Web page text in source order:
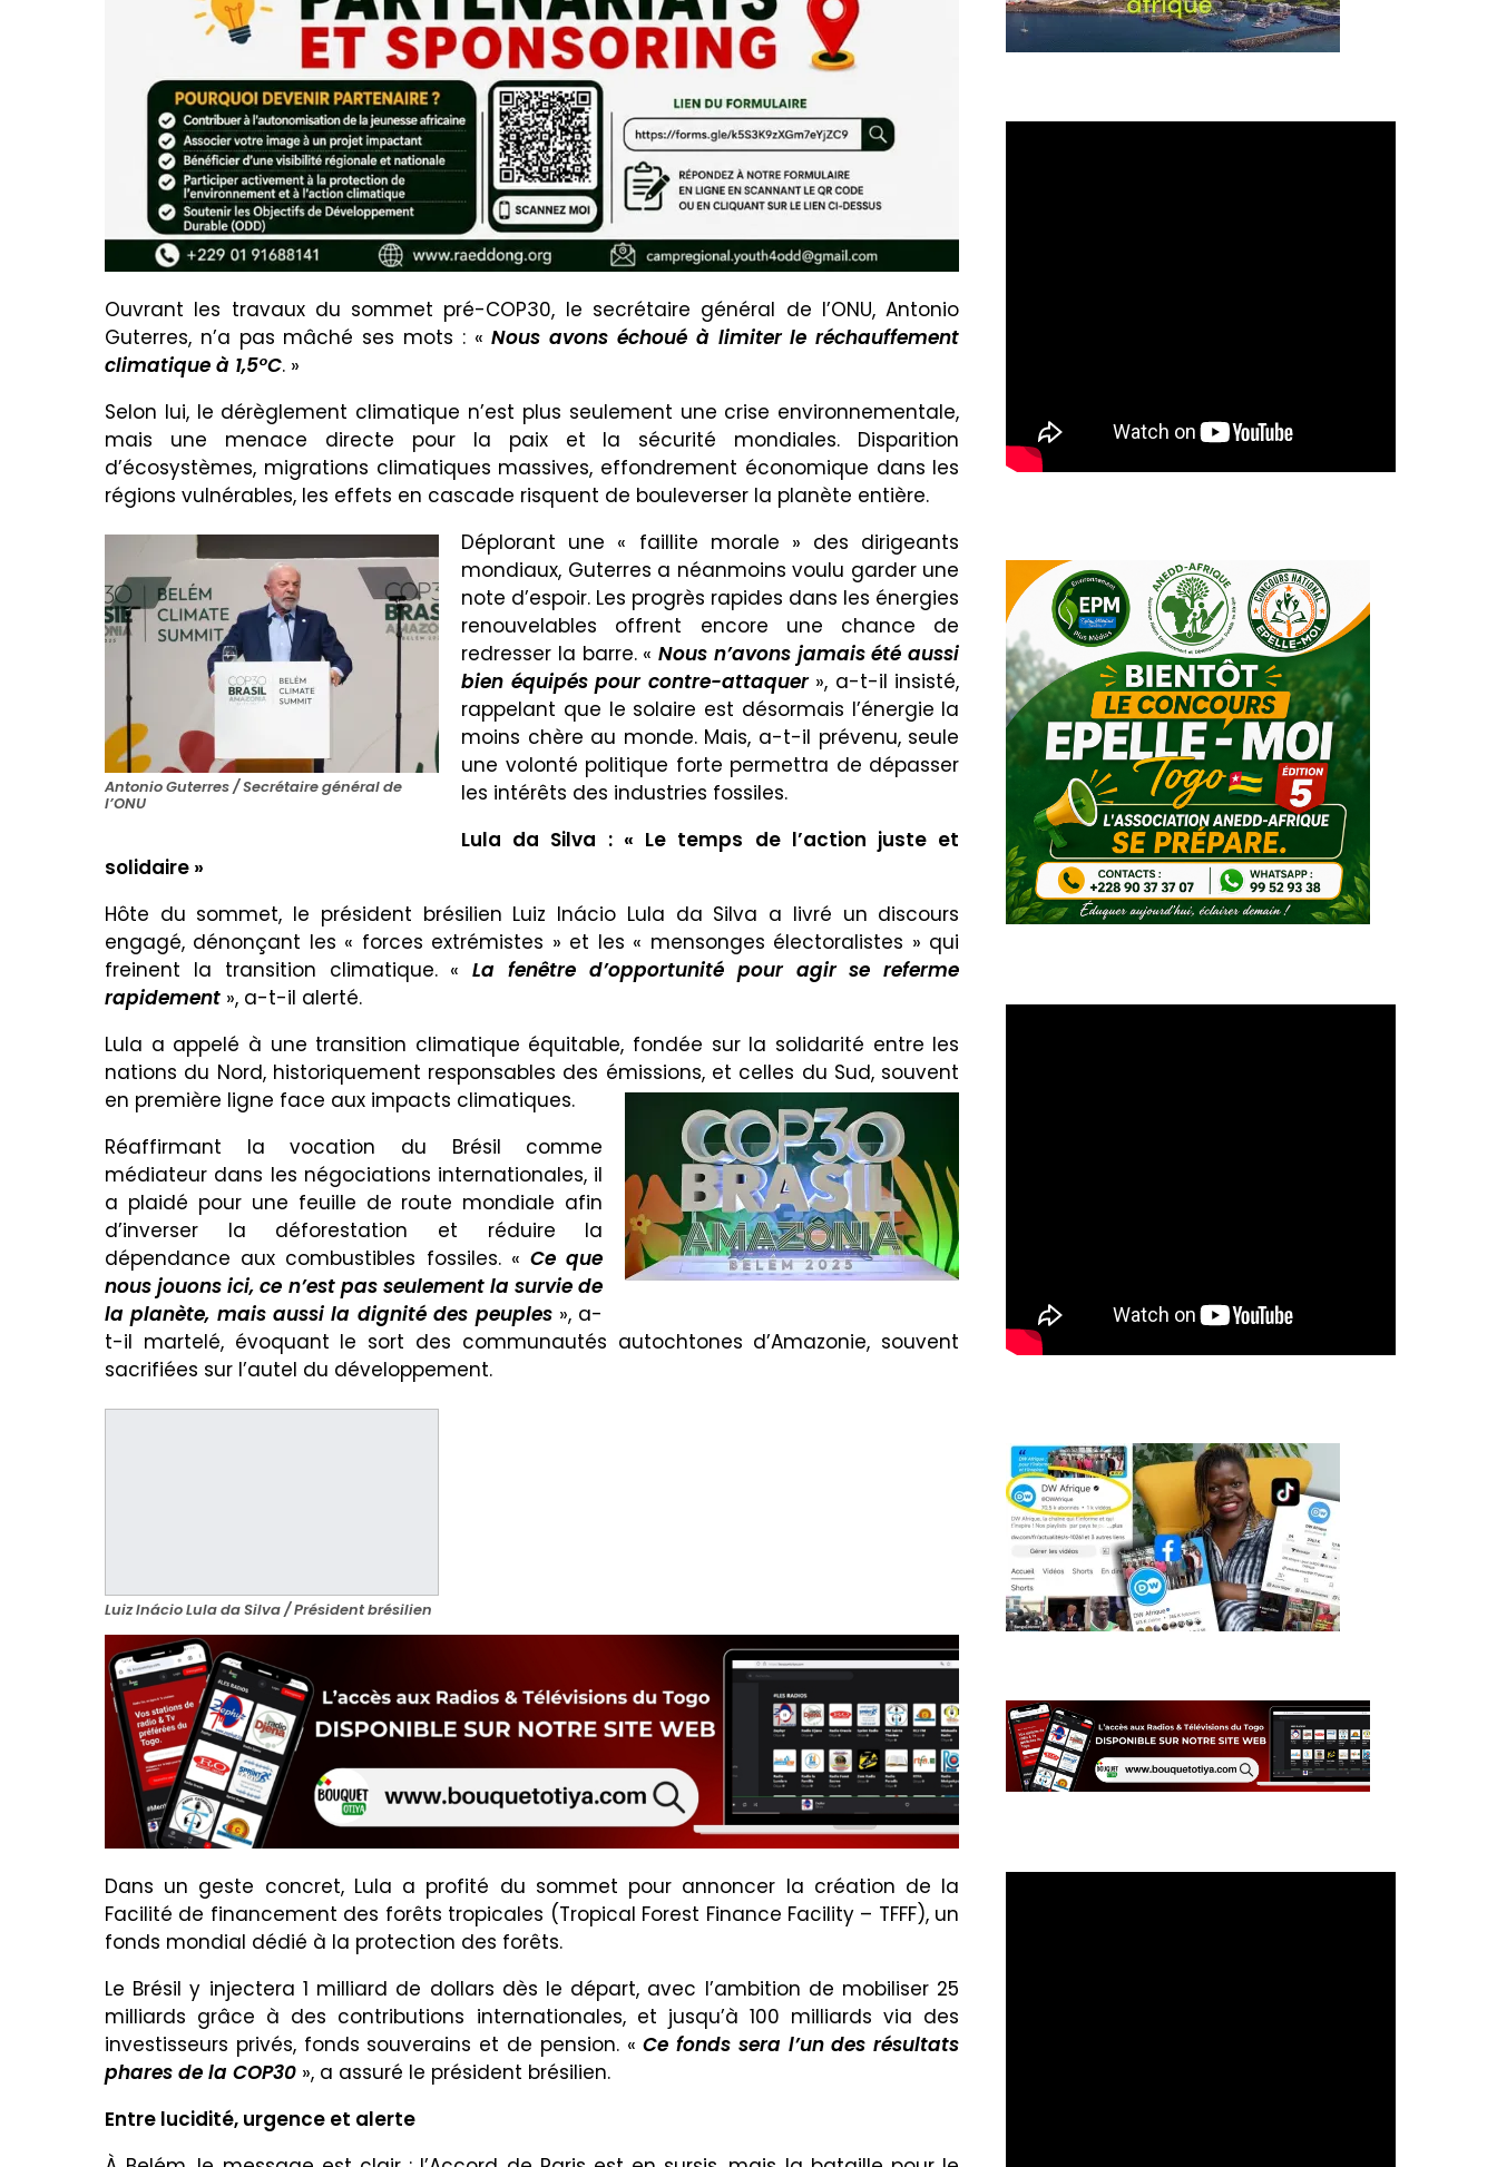
Ouvrant les travaux du sommet pré-COP30, le secrétaire général de l’ONU, Antonio
Guterres, n’a pas mâché ses mots : «Nous avons échoué à limiter le réchauffement
climatique à 1,5°C. »
Selon lui, le dérèglement climatique n’est plus seulement une crise environnementale,
mais une menace directe pour la paix et la sécurité mondiales. Disparition
d’écosystèmes, migrations climatiques massives, effondrement économique dans les
régions vulnérables, les effets en cascade risquent de bouleverser la planète entière.
Antonio Guterres / Secrétaire général de
l’ONU
Déplorant une « faillite morale » des dirigeants
mondiaux, Guterres a néanmoins voulu garder une
note d’espoir. Les progrès rapides dans les énergies
renouvelables offrent encore une chance de
redresser la barre. «Nous n’avons jamais été aussi
bien équipés pour contre-attaquer», a-t-il insisté,
rappelant que le solaire est désormais l’énergie la
moins chère au monde. Mais, a-t-il prévenu, seule
une volonté politique forte permettra de dépasser
les intérêts des industries fossiles.
Lula da Silva : « Le temps de l’action juste et
solidaire »
Hôte du sommet, le président brésilien Luiz Inácio Lula da Silva a livré un discours
engagé, dénonçant les « forces extrémistes » et les « mensonges électoralistes » qui
freinent la transition climatique. «La fenêtre d’opportunité pour agir se referme
rapidement », a-t-il alerté.
Lula a appelé à une transition climatique équitable, fondée sur la solidarité entre les
nations du Nord, historiquement responsables des émissions, et celles du Sud, souvent
en première ligne face aux impacts climatiques.
Réaffirmant la vocation du Brésil comme
médiateur dans les négociations internationales, il
a plaidé pour une feuille de route mondiale afin
d’inverser la déforestation et réduire la
dépendance aux combustibles fossiles. «Ce que
nous jouons ici, ce n’est pas seulement la survie de
la planète, mais aussi la dignité des peuples », a-
t-il martelé, évoquant le sort des communautés autochtones d’Amazonie, souvent
sacrifiées sur l’autel du développement.
Luiz Inácio Lula da Silva / Président brésilien
Dans un geste concret, Lula a profité du sommet pour annoncer la création de la
Facilité de financement des forêts tropicales (Tropical Forest Finance Facility – TFFF), un
fonds mondial dédié à la protection des forêts.
Le Brésil y injectera 1 milliard de dollars dès le départ, avec l’ambition de mobiliser 25
milliards grâce à des contributions internationales, et jusqu’à 100 milliards via des
investisseurs privés, fonds souverains et de pension. «Ce fonds sera l’un des résultats
phares de la COP30 », a assuré le président brésilien.
Entre lucidité, urgence et alerte